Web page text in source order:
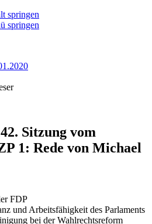
springen
springen
Sitzung vom
1: Rede von Michael
FDP
und Arbeitsfähigkeit des Parlaments
bei der Wahlrechtsreform